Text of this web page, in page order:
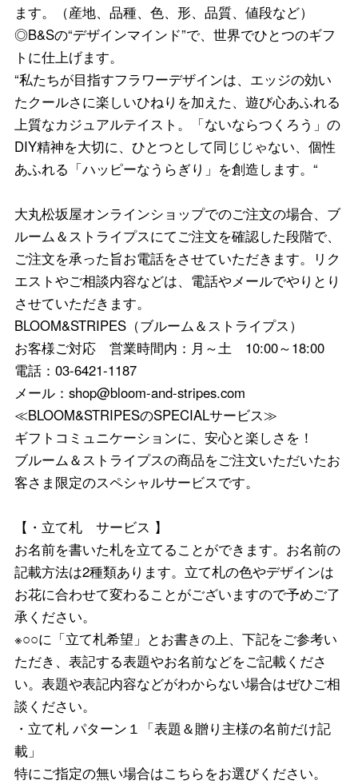
ます。（産地、品種、色、形、品質、値段など）
◎B&Sの“デザインマインド”で、世界でひとつのギフ
トに仕上げます。
“私たちが目指すフラワーデザインは、エッジの効い
たクールさに楽しいひねりを加えた、遊び心あふれる
上質なカジュアルテイスト。「ないならつくろう」の
DIY精神を大切に、ひとつとして同じじゃない、個性
あふれる「ハッピーなうらぎり」を創造します。“
大丸松坂屋オンラインショップでのご注文の場合、ブ
ルーム＆ストライプスにてご注文を確認した段階で、
ご注文を承った旨お電話をさせていただきます。リク
エストやご相談内容などは、電話やメールでやりとり
させていただきます。
BLOOM&STRIPES（ブルーム＆ストライプス）
お客様ご対応 営業時間内：月～土 10:00～18:00
電話：03-6421-1187
メール：shop@bloom-and-stripes.com
≪BLOOM&STRIPESのSPECIALサービス≫
ギフトコミュニケーションに、安心と楽しさを！
ブルーム＆ストライプスの商品をご注文いただいたお
客さま限定のスペシャルサービスです。
【・立て札 サービス 】
お名前を書いた札を立てることができます。お名前の
記載方法は2種類あります。立て札の色やデザインは
お花に合わせて変わることがございますので予めご了
承ください。
※○○に「立て札希望」とお書きの上、下記をご参考い
ただき、表記する表題やお名前などをご記載くださ
い。表題や表記内容などがわからない場合はぜひご相
談ください。
・立て札 パターン１「表題＆贈り主様の名前だけ記
載」
特にご指定の無い場合はこちらをお選びください。